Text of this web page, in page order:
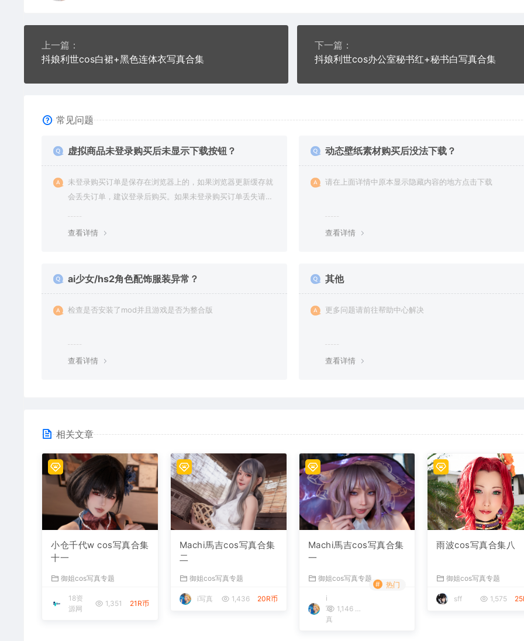
上一篇：
抖娘利世cos白裙+黑色连体衣写真合集
下一篇：
抖娘利世cos办公室秘书红+秘书白写真合集
常见问题
虚拟商品未登录购买后未显示下载按钮？
未登录购买订单是保存在浏览器上的，如果浏览器更新缓存就
会丢失订单，建议登录后购买。如果未登录购买订单丢失请提
查看详情
动态壁纸素材购买后没法下载？
请在上面详情中原本显示隐藏内容的地方点击下载
查看详情
ai少女/hs2角色配饰服装异常？
检查是否安装了mod并且游戏是否为整合版
查看详情
其他
更多问题请前往帮助中心解决
查看详情
相关文章
小仓千代w cos写真合集
十一
御姐cos写真专题
18资
源网
1,351 21R币
Machi馬吉cos写真合集
二
御姐cos写真专题
i写真 1,436 20R币
Machi馬吉cos写真合集
一
御姐cos写真专题
#
热门
i
写
真
1,146
雨波cos写真合集八
御姐cos写真专题
sff 1,575